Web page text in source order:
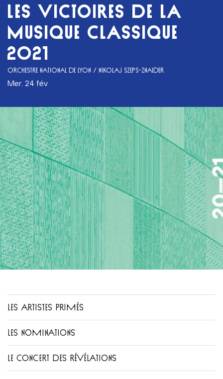
LES VICTOIRES DE LA
MUSIQUE CLASSIQUE
2021
ORCHESTRE NATIONAL DE LYON / NIKOLAJ SZEPS-ZNAIDER
mer. 24 fév
LES ARTISTES PRIMÉS
LES NOMINATIONS
LE CONCERT DES RÉVÉLATIONS